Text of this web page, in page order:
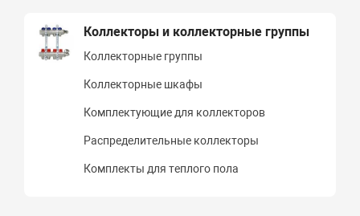
Коллекторы и коллекторные группы
Коллекторные группы
Коллекторные шкафы
Комплектующие для коллекторов
Распределительные коллекторы
Комплекты для теплого пола